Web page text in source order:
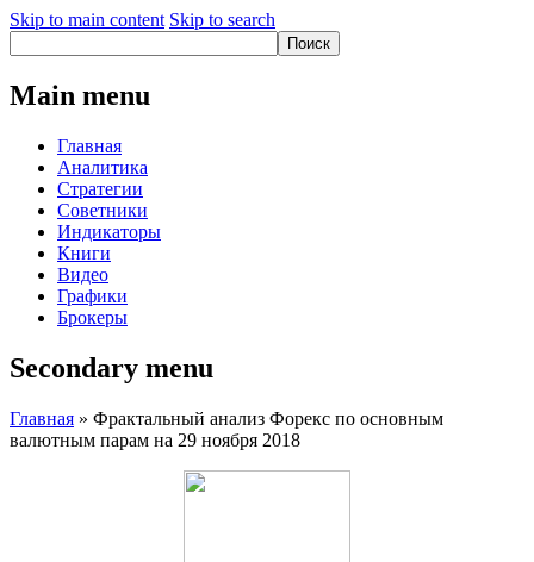
Skip to main content Skip to search
Main menu
Главная
Аналитика
Стратегии
Советники
Индикаторы
Книги
Видео
Графики
Брокеры
Secondary menu
Главная » Фрактальный анализ Форекс по основным
валютным парам на 29 ноября 2018